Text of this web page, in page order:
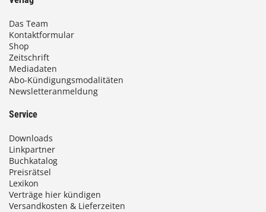
Das Team
Kontaktformular
Shop
Zeitschrift
Mediadaten
Abo-Kündigungsmodalitäten
Newsletteranmeldung
Service
Downloads
Linkpartner
Buchkatalog
Preisrätsel
Lexikon
Verträge hier kündigen
Versandkosten & Lieferzeiten